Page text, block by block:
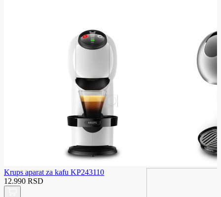
Krups aparat za kafu KP243110
12.990 RSD